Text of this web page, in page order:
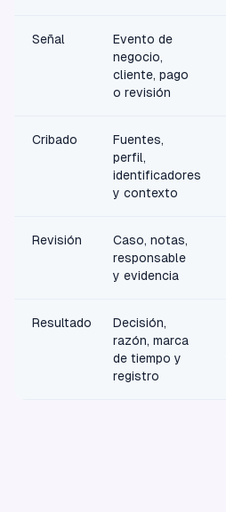
Señal
Evento de
negocio,
cliente, pago
o revisión
Cribado
Fuentes,
perfil,
identificadores
y contexto
Revisión
Caso, notas,
responsable
y evidencia
Resultado
Decisión,
razón, marca
de tiempo y
registro